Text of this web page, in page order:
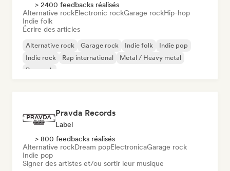
> 2400 feedbacks réalisés
Alternative rockElectronic rockGarage rockHip-hop
Indie folk
Écrire des articles
Alternative rock Garage rock Indie folk
Indie pop
Indie rock
Rap international
Metal / Heavy metal
Pop rock
Pravda Records
Label
> 800 feedbacks réalisés
Alternative rockDream popElectronicaGarage rock
Indie pop
Signer des artistes et/ou sortir leur musique